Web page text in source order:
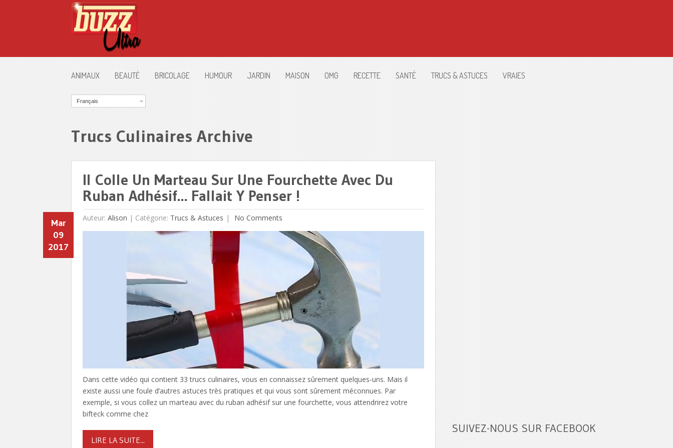
ANIMAUX BEAUTÉ BRICOLAGE HUMOUR JARDIN MAISON OMG RECETTE SANTÉ TRUCS & ASTUCES VRAIES
Français
Trucs Culinaires Archive
Il Colle Un Marteau Sur Une Fourchette Avec Du
Ruban Adhésif… Fallait Y Penser !
Auteur: Alison |
Mar
09
2017
Catégorie: Trucs & Astuces No Comments
Dans cette vidéo qui contient 33 trucs culinaires, vous en connaissez sûrement quelques-uns. Mais il
existe aussi une foule d’autres astuces très pratiques et qui vous sont sûrement méconnues. Par
exemple, si vous collez un marteau avec du ruban adhésif sur une fourchette, vous attendrirez votre
bifteck comme chez
LIRE LA SUITE...
SUIVEZ-NOUS SUR FACEBOOK